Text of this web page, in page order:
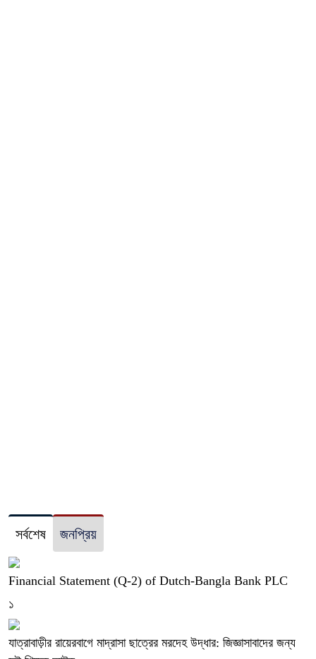
সর্বশেষ জনপ্রিয়
Financial Statement (Q-2) of Dutch-Bangla Bank PLC
১
যাত্রাবাড়ীর রায়েরবাগে মাদ্রাসা ছাত্রের মরদেহ উদ্ধার: জিজ্ঞাসাবাদের জন্য